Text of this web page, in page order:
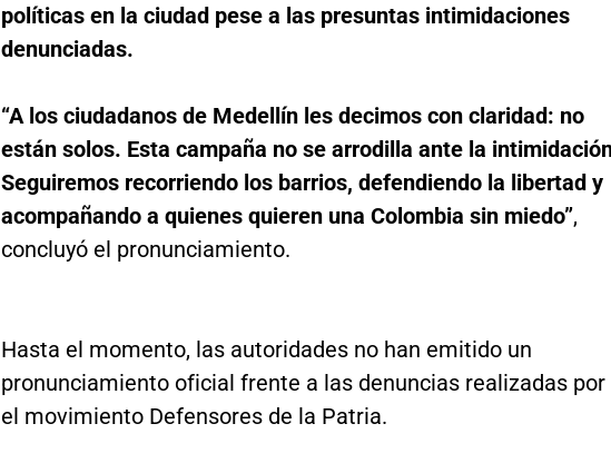
políticas en la ciudad pese a las presuntas intimidaciones
denunciadas.
“A los ciudadanos de Medellín les decimos con claridad: no
están solos. Esta campaña no se arrodilla ante la
Seguiremos recorriendo los barrios, defendiendo la libertad y
acompañando a quienes quieren una Colombia sin miedo”,
concluyó el pronunciamiento.
Hasta el momento, las autoridades no han emitido un
pronunciamiento oficial frente a las denuncias realizadas por
el movimiento Defensores de la Patria.